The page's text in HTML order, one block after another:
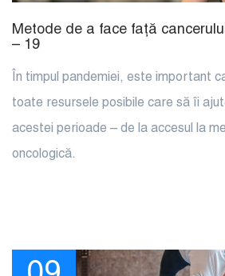
Metode de a face față
– 19
În timpul pandemiei, este important
toate resursele posibile care să îi
acestei perioade – de la accesul la
oncologică.